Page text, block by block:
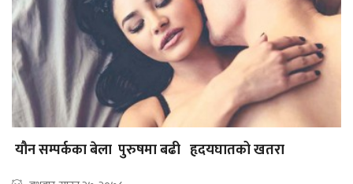
यौन सम्पर्कका बेला पुरुषमा बढी हृदयघातको खतरा